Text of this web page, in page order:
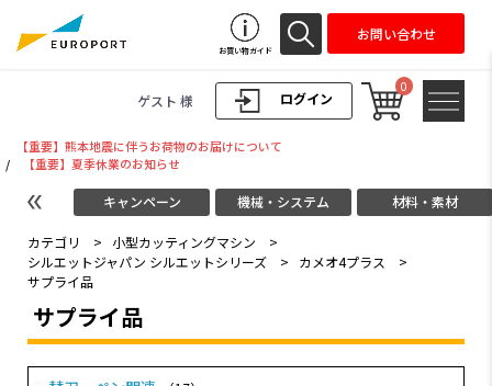
ログイン
ゲスト 様
0
お買い物ガイド
お問い合わせ
【重要】熊本地震に伴うお荷物のお届けについて
/
【重要】夏季休業のお知らせ
キャンペーン 機械・システム 材料・素材
カテゴリ > 小型カッティングマシン
>
シルエットジャパン シルエットシリーズ
> カメオ4プラス
>
サプライ品
サプライ品